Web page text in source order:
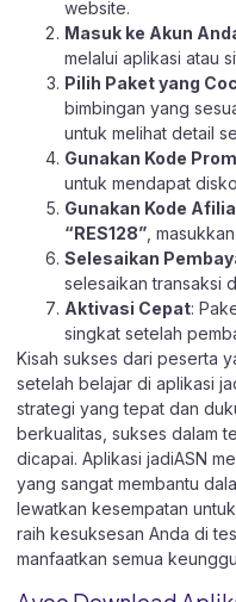
website.
Masuk ke Akun
melalui aplikasi atau
Pilih Paket yang
bimbingan yang
untuk melihat detail
Gunakan Kode
untuk mendapat
Gunakan Kode
“RES128” ,
Selesaikan
selesaikan transaksi
Aktivasi Cepat:
singkat setelah
Kisah sukses dari peserta
setelah belajar di aplikasi
strategi yang tepat dan
berkualitas, sukses dalam
dicapai. Aplikasi jadiASN
yang sangat membantu
lewatkan kesempatan
raih kesuksesan Anda di
manfaatkan semua